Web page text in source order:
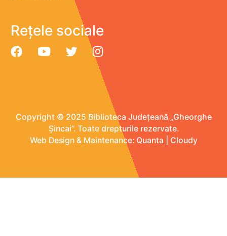
Rețele sociale
Copyright © 2025 Biblioteca Județeană „Gheorghe
Șincai”. Toate drepturile rezervate.
Web Design & Maintenance: Quanta Cloudy